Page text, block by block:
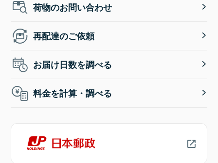
荷物のお問い合わせ
再配達のご依頼
お届け日数を調べる
料金を計算・調べる